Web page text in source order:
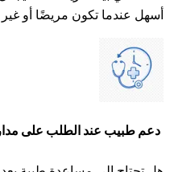
أسهل عندما تكون مريضًا أو غير
دعم طبيب عند الطلب على مدار 24/7 في دبي